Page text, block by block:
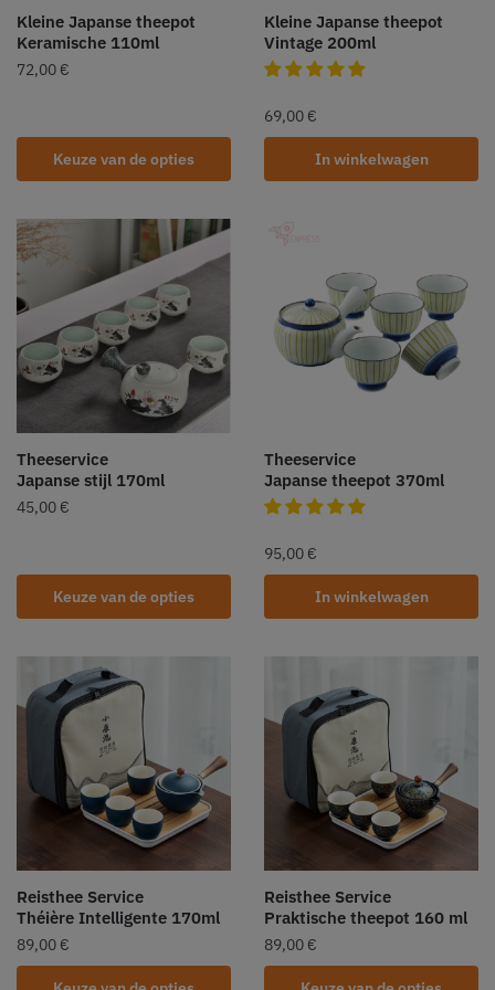
Kleine Japanse theepot
Keramische 110ml
72,00 €
Keuze van de opties
Kleine Japanse theepot
Vintage 200ml
69,00 €
In winkelwagen
Theeservice
Japanse stijl 170ml
45,00 €
Keuze van de opties
Theeservice
Japanse theepot 370ml
95,00 €
In winkelwagen
Reisthee Service
Théière Intelligente 170ml
89,00 €
Reisthee Service
Praktische theepot 160 ml
89,00 €